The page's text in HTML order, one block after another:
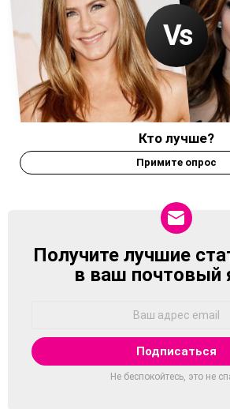
Кто лучше?
Примите опрос
NEWSLETTER
Получите лучшие
в ваш почтовый
Не беспокойтесь, это не